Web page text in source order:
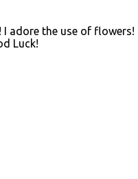
I adore the use of
Luck!